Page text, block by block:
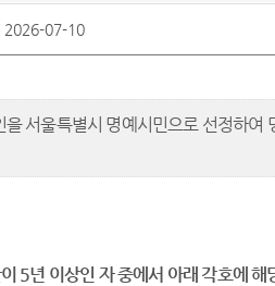
2026-07-10
서울특별시 명예시민으로 선정하여
5년 이상인 자 중에서 아래 각호에 해